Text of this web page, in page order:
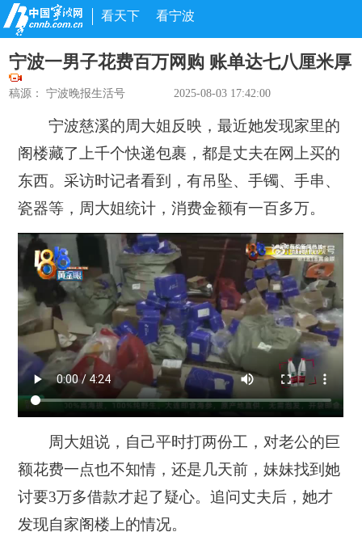
看天下 看宁波
宁波一男子花费百万网购 账单达七八厘米厚
稿源：宁波晚报生活号 2025-08-03 17:42:00
宁波慈溪的周大姐反映，最近她发现家里的
阁楼藏了上千个快递包裹，都是丈夫在网上买的
东西。采访时记者看到，有吊坠、手镯、手串、
瓷器等，周大姐统计，消费金额有一百多万。
周大姐说，自己平时打两份工，对老公的巨
额花费一点也不知情，还是几天前，妹妹找到她
讨要3万多借款才起了疑心。追问丈夫后，她才
发现自家阁楼上的情况。